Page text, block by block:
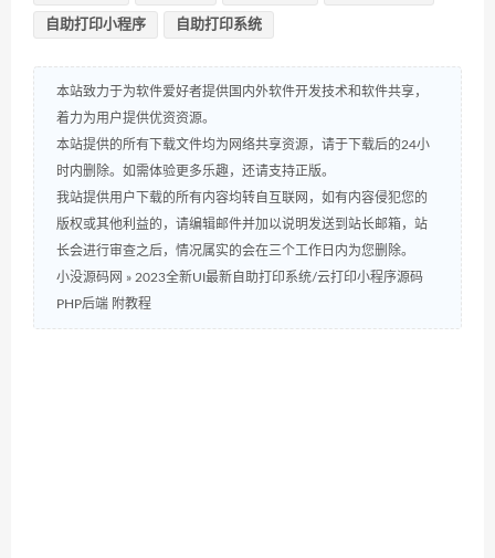
自助打印小程序 自助打印系统
本站致力于为软件爱好者提供国内外软件开发技术和软件共享，
着力为用户提供优资资源。
本站提供的所有下载文件均为网络共享资源，请于下载后的24小
时内删除。如需体验更多乐趣，还请支持正版。
我站提供用户下载的所有内容均转自互联网，如有内容侵犯您的
版权或其他利益的，请编辑邮件并加以说明发送到站长邮箱，站
长会进行审查之后，情况属实的会在三个工作日内为您删除。
小没源码网 » 2023全新UI最新自助打印系统/云打印小程序源码
PHP后端 附教程